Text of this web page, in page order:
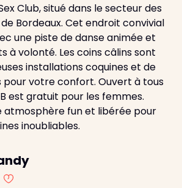
Club, situé dans le secteur des
Bordeaux. Cet endroit convivial
une piste de danse animée et
à volonté. Les coins câlins sont
installations coquines et de
pour votre confort. Ouvert à tous
est gratuit pour les femmes.
atmosphère fun et libérée pour
inoubliables.